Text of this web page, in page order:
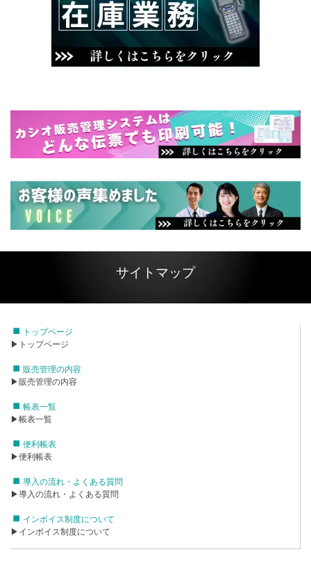
サイトマップ
トップページ
▶トップページ
販売管理の内容
▶販売管理の内容
帳表一覧
▶帳表一覧
便利帳表
▶便利帳表
導入の流れ・よくある質問
▶導入の流れ・よくある質問
インボイス制度について
▶インボイス制度について